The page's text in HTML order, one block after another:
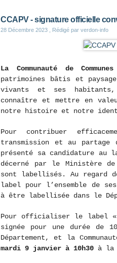
CCAPV - signature officielle
28 Décembre 2023 , Rédigé par verdon-info
La Communauté de
patrimoines bâtis et
vivants et ses
connaître et mettre en
notre histoire et notre
Pour contribuer
transmission et au partage
présenté sa candidature au
décerné par le Ministère
sont labellisés. Au regard
label pour l’ensemble de
à être labellisée dans le
Pour officialiser le label «
signée pour une durée de
Département, et la
mardi 9 janvier à 10h30 à la